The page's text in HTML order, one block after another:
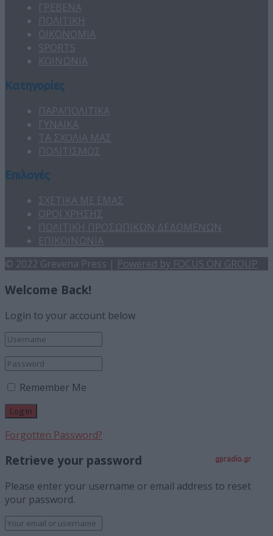
ΓΡΕΒΕΝΑ
ΠΟΛΙΤΙΚΗ
ΟΙΚΟΝΟΜΙΑ
SPORTS
ΚΟΙΝΩΝΙΑ
Κατηγορίες
ΠΑΡΑΠΟΛΙΤΙΚΑ
ΓΥΝΑΙΚΑ
ΤΑ ΣΧΟΛΙΑ ΜΑΣ
ΠΟΛΙΤΙΣΜΟΣ
Επιλογές
ΣΧΕΤΙΚΑ ΜΕ ΕΜΑΣ
ΟΡΟΙ ΧΡΗΣΗΣ
ΠΟΛΙΤΙΚΗ ΠΡΟΣΩΠΙΚΩΝ ΔΕΔΟΜΕΝΩΝ
ΕΠΙΚΟΙΝΩΝΙΑ
© 2022 Grevena Press | Powered by FOCUS ON GROUP
Welcome Back!
Login to your account below
Remember Me
Forgotten Password?
Retrieve your password
Please enter your username or email address to reset
your password.
gpradio.gr